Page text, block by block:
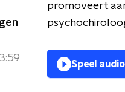
promoveert
Speel